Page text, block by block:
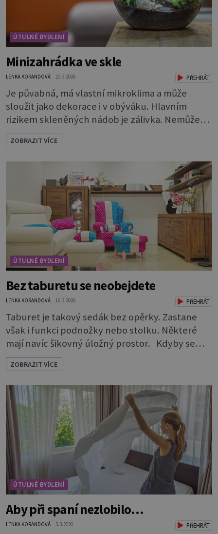
ÚTULNÉ BYDLENÍ
Minizahrádka ve skle
LENKA KORANDOVÁ 23.3.2026 PŘEHRÁT
Je půvabná, má vlastní mikroklima a může
sloužit jako dekorace i v obýváku. Hlavním
rizikem skleněných nádob je zálivka. Nemůže
odtékat a bude se hromadit u dna. To by rychle
vedlo k zahnívání rostlin. Proto je nutné
vytvořit dostatečně vysokou drenážní vrstvu,
která vodu pojme a bude chránit kořeny.
Potřebuje 3 vrstvy: * Na dno dobře vymyté
nádoby naskládejte omyté oblázky. Vrstva by m
ZOBRAZIT VÍCE
ÚTULNÉ BYDLENÍ
Bez taburetu se neobejdete
LENKA KORANDOVÁ 16.3.2026 PŘEHRÁT
Taburet je takový sedák bez opěrky. Zastane
však i funkci podnožky nebo stolku. Některé
mají navíc šikovný úložný prostor. Kdyby se
rozdávaly ceny za nejskromnější, a přitom
užitečný a praktický kus nábytku, určitě by
vyhrál taburet. Je nevtíravý, nenápadný, klidně
si sedí opodál a čeká, až na něj přijde řada, aniž
by jakkoli rušil nebo překážel. A když je ho
zapotřebí, je pohotově p
ZOBRAZIT VÍCE
ÚTULNÉ BYDLENÍ
Aby při spaní nezlobilo…
LENKA KORANDOVÁ 5.3.2026 PŘEHRÁT